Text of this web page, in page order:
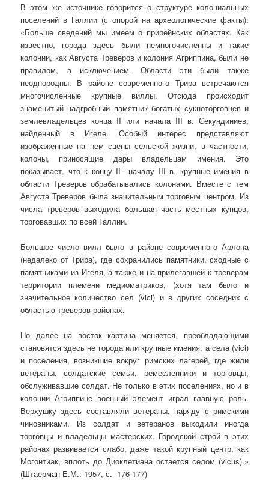
В этом же источнике говорится о структуре колониальных
поселений в Галлии (с опорой на археологические факты):
«Больше сведений мы имеем о прирейнских областях. Как
известно, города здесь были немногочисленны и такие
колонии, как Августа Треверов и колония Агриппина, были не
прави­лом, а исключением. Области эти были также
неоднородны. В районе современного Трира встречаются
многочисленные крупные виллы. Отсюда происходит
знаменитый надгробный памятник богатых сукноторговцев и
землевладельцев конца II или начала III в. Секундиниев,
найденный в Игеле. Особый интерес представляют
изображенные на нем сцены сельской жизни, в частности,
колоны, приносящие дары владельцам имения. Это
показывает, что к концу II—началу III в. крупные имения в
области Треверов обрабатывались колонами. Вместе с тем
Августа Треверов была значительным торговым центром. Из
числа треверов выходила большая часть местных купцов,
торговавших по всей Галлии.
Большое число вилл было в районе современного Арлона
(недалеко от Трира), где сохранились памятники, сходные с
памятниками из Игеля, а также и на прилегавшей к треверам
территории племени медиоматриков, (хотя там было и
значительное количество сел (vici) и в других соседних с
областью треверов районах.
Но далее на восток картина меняется, преобладающими
становятся здесь не города или крупные имения, а села (vici)
и поселения, возникшие вокруг римских лагерей, где жили
ветераны, солдатские семьи, ремесленники и торговцы,
обслу­живавшие солдат. Не только в этих поселениях, но и в
коло­нии Агриппине военный элемент играл главную роль.
Вер­хушку здесь составляли ветераны, наряду с римскими
чинов­никами. Из солдат и ветеранов выходили иногда
торговцы и владельцы мастерских. Городской строй в этих
районах развивается слабо, даже такой крупный центр, как
Могонтиак, вплоть до Диоклетиана остается селом (vicus).»
(Штаерман Е.М.: 1957, с. 176-177)